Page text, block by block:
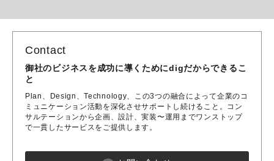
Contact
御社のビジネスを成功に導くためにdigだからできるこ
と
Plan、Design、Technology、この3つの融合によって企業のコ
ミュニケーション活動を深化させサポートし続けること。コン
サルテーションから企画、設計、実装〜運用までワンストップ
で一貫したサービスをご提供します。